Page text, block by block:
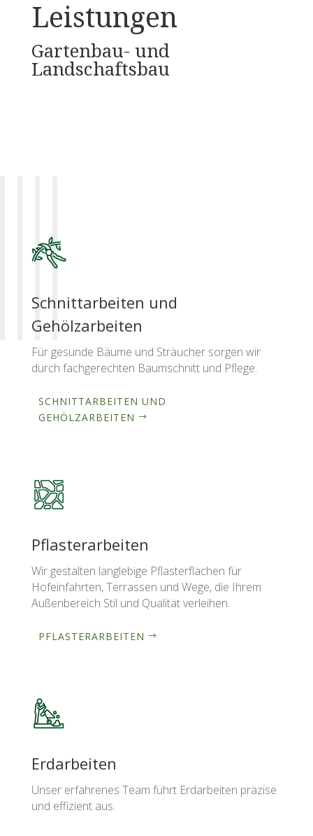
Leistungen
Gartenbau- und
Landschaftsbau
Schnittarbeiten und
Gehölzarbeiten
Für gesunde Bäume und Sträucher sorgen wir
durch fachgerechten Baumschnitt und Pflege.
SCHNITTARBEITEN UND
GEHÖLZARBEITEN
Pflasterarbeiten
Wir gestalten langlebige Pflasterflächen für
Hofeinfahrten, Terrassen und Wege, die Ihrem
Außenbereich Stil und Qualität verleihen.
PFLASTERARBEITEN
Erdarbeiten
Unser erfahrenes Team führt Erdarbeiten präzise
und effizient aus.